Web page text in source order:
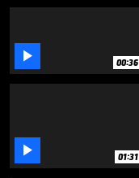
1
seconds
 00:36
 01:31